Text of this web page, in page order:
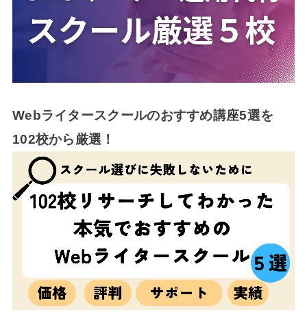
Webライタースクールのおすすめ講座5選を
102校から厳選！